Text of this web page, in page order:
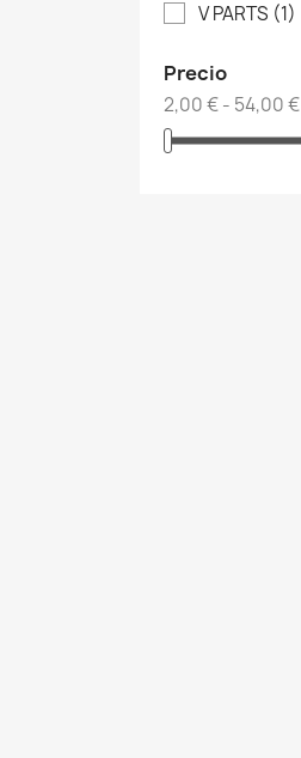
V PARTS (1)
Precio
2,00 € - 54,00 €